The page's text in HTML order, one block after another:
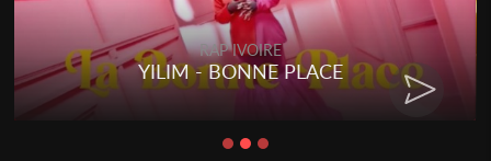
RAP IVOIRE
YILIM - BONNE PLACE